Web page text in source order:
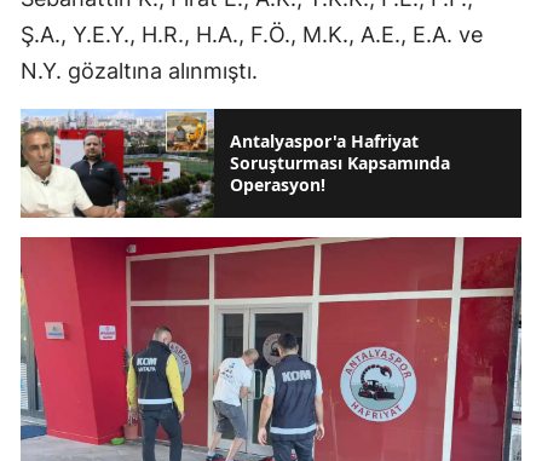
Ş.A., Y.E.Y., H.R., H.A., F.Ö., M.K., A.E., E.A. ve
N.Y. gözaltına alınmıştı.
Antalyaspor'a Hafriyat
Soruşturması Kapsamında
Operasyon!